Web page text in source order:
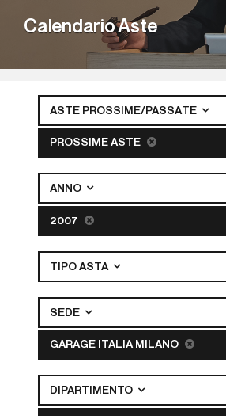
Calendario Aste
ASTE PROSSIME/PASSATE
PROSSIME ASTE
ANNO
2007
TIPO ASTA
SEDE
GARAGE ITALIA MILANO
DIPARTIMENTO